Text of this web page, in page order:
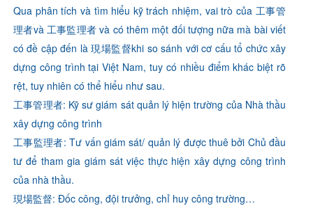
Qua phân tích và tìm hiểu kỹ trách nhiệm, vai trò của 工事管
理者và 工事監理者 và có thêm một đối tượng nữa mà bài viết
có đề cập đến là 現場監督khi so sánh với cơ cấu tổ chức xây
dựng công trình tại Việt Nam, tuy có nhiều điểm khác biệt rõ
rệt, tuy nhiên có thể hiểu như sau.
工事管理者: Kỹ sư giám sát quản lý hiện trường của Nhà thầu
xây dựng công trình
工事監理者: Tư vấn giám sát/ quản lý được thuê bởi Chủ đầu
tư để tham gia giám sát việc thực hiện xây dựng công trình
của nhà thầu.
現場監督: Đốc công, đội trưởng, chỉ huy công trường…